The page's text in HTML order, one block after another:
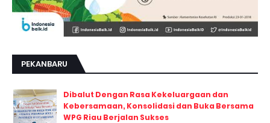
PEKANBARU
Dibalut Dengan Rasa Kekeluargaan dan
Kebersamaan, Konsolidasi dan Buka Bersama
WPG Riau Berjalan Sukses